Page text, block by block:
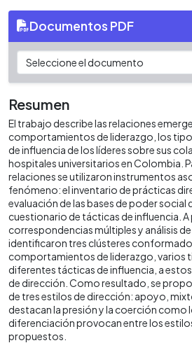
Documentos PDF
Resumen
El trabajo describe las relaciones
comportamientos de liderazgo, los
de influencia de los líderes sobre sus
hospitales universitarios en Colombia.
relaciones se utilizaron instrumentos
fenómeno: el inventario de prácticas
evaluación de las bases de poder social
cuestionario de tácticas de influencia. A
correspondencias múltiples y análisis
identificaron tres clústeres
comportamientos de liderazgo, varios
diferentes tácticas de influencia, a
de dirección. Como resultado, se
de tres estilos de dirección: apoyo,
destacan la presión y la coerción como
diferenciación provocan entre los
propuestos.